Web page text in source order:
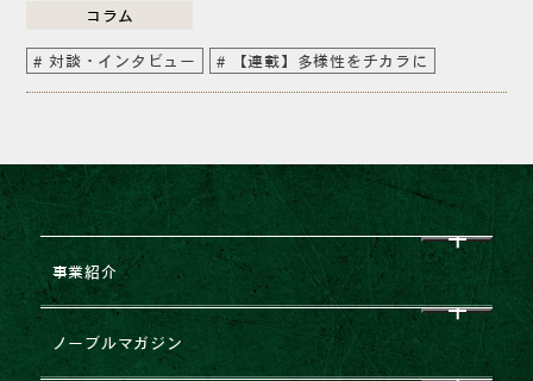
コラム
対談・インタビュー 【連載】多様性をチカラに
事業紹介
CEO挨拶
ノーブルマガジン